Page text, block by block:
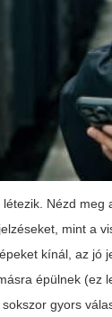
Nézd
mint a
kínál, az
épülnek
gyors